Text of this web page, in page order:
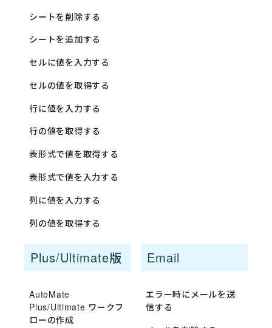
シートを削除する
シートを追加する
セルに値を入力する
セルの値を取得する
行に値を入力する
行の値を取得する
表形式で値を取得する
表形式で値を入力する
列に値を入力する
列の値を取得する
Plus/Ultimate版
AutoMate
Plus/Ultimate ワークフ
ローの作成
Email
エラー時にメールを送
信する